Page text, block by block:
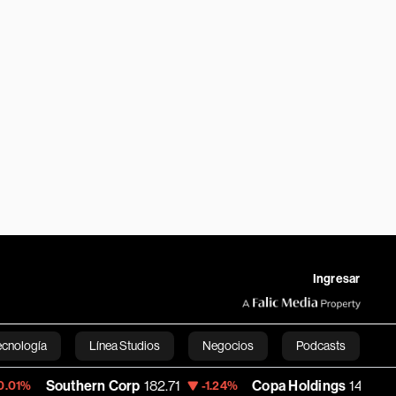
Ingresar
Línea Studios Negocios Podcasts
English
Corp 182.71 -1.24% Copa Holdings 141.22 -0.71%